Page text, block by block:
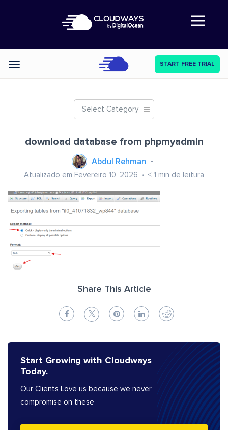
Abre a navegação
Categories START FREE TRIAL
Select Category
download database from phpmyadmin
Abdul Rehman
Atualizado em Fevereiro 10, 2026 < 1 min de leitura
Share This Article
Start Growing with Cloudways
Today.
Our Clients Love us because we never
compromise on these